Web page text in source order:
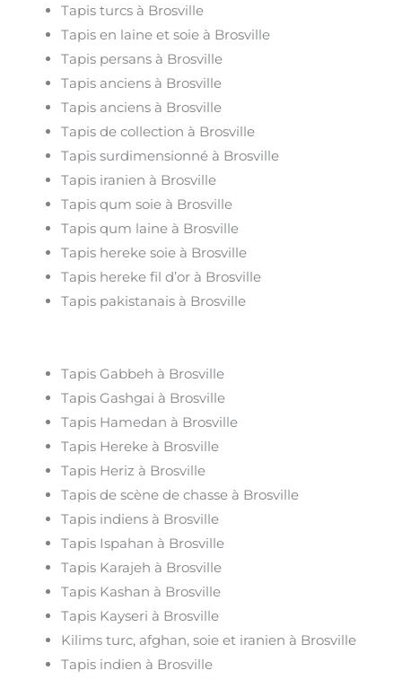
Tapis turcs à Brosville
Tapis en laine et soie à Brosville
Tapis persans à Brosville
Tapis anciens à Brosville
Tapis anciens à Brosville
Tapis de collection à Brosville
Tapis surdimensionné à Brosville
Tapis iranien à Brosville
Tapis qum soie à Brosville
Tapis qum laine à Brosville
Tapis hereke soie à Brosville
Tapis hereke fil d’or à Brosville
Tapis pakistanais à Brosville
Tapis Gabbeh à Brosville
Tapis Gashgai à Brosville
Tapis Hamedan à Brosville
Tapis Hereke à Brosville
Tapis Heriz à Brosville
Tapis de scène de chasse à Brosville
Tapis indiens à Brosville
Tapis Ispahan à Brosville
Tapis Karajeh à Brosville
Tapis Kashan à Brosville
Tapis Kayseri à Brosville
Kilims turc, afghan, soie et iranien à Brosville
Tapis indien à Brosville